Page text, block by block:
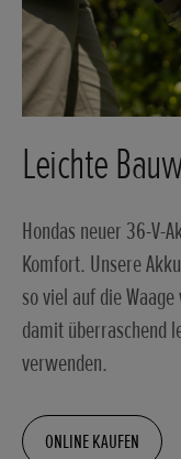
Leichte
Hondas neuer 36-V-
Komfort. Unsere
so viel auf die
damit überraschend
verwenden.
ONLINE KAUFEN